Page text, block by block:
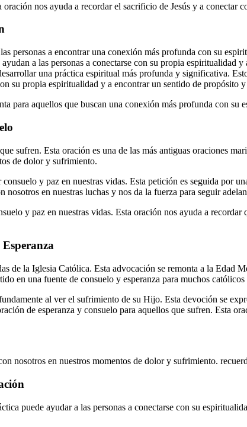
nos ayuda a recordar el sacrificio de Jesús y a conectar
personas a encontrar una conexión más profunda con su
a las personas a conectarse con su propia espiritualidad
una práctica espiritual más profunda y significativa.
su propia espiritualidad y a encontrar un sentido de propósito
para aquellos que buscan una conexión más profunda con su
sufren. Esta oración es una de las más antiguas oraciones
de dolor y sufrimiento.
y paz en nuestras vidas. Esta petición es seguida por
en nuestras luchas y nos da la fuerza para seguir
y paz en nuestras vidas. Esta oración nos ayuda a
de la Iglesia Católica. Esta advocación se remonta a la Edad
en una fuente de consuelo y esperanza para muchos
al ver el sufrimiento de su Hijo. Esta devoción se
de esperanza y consuelo para aquellos que sufren. Esta
nosotros en nuestros momentos de dolor y sufrimiento.
puede ayudar a las personas a conectarse con su